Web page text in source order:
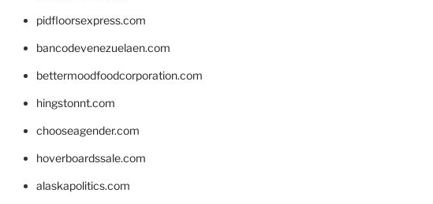
pidfloorsexpress.com
bancodevenezuelaen.com
bettermoodfoodcorporation.com
hingstonnt.com
chooseagender.com
hoverboardssale.com
alaskapolitics.com